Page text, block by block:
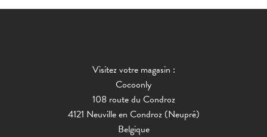
Visitez votre magasin :
Cocoonly
108 route du Condroz
4121 Neuville en Condroz (Neupré)
Belgique